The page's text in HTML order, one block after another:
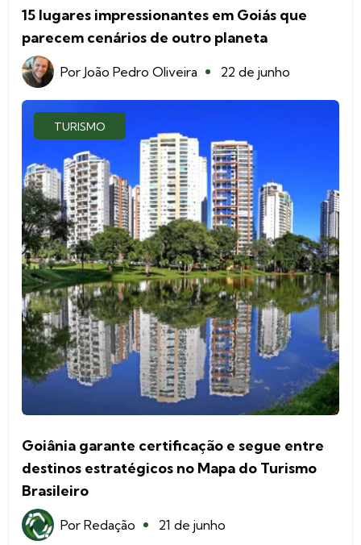
15 lugares impressionantes em Goiás que
parecem cenários de outro planeta
Por João Pedro Oliveira 22 de junho
TURISMO
Goiânia garante certificação e segue entre
destinos estratégicos no Mapa do Turismo
Brasileiro
Por Redação 21 de junho